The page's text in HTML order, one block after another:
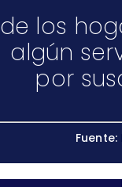
de los
algún
por